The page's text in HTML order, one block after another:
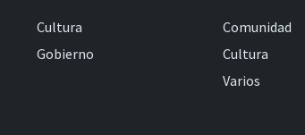
Cultura
Gobierno
Comunidad
Cultura
Varios